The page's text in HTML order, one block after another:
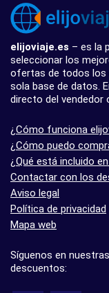
elijoviaje.es – es la
seleccionar los
ofertas de todos los
sola base de datos.
directo del vendedor
¿Cómo funciona
¿Cómo puedo
¿Qué está incluido
Contactar con los
Aviso legal
Política de privacidad
Mapa web
Síguenos en
descuentos: